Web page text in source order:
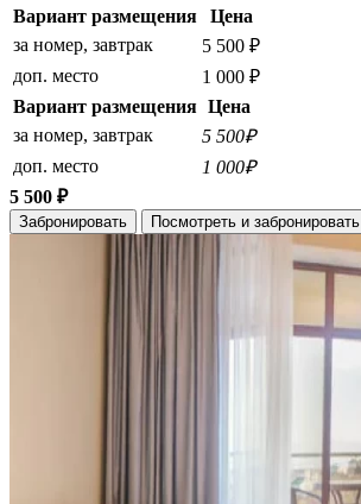
Вариант размещения
Цена
за номер, завтрак
5 500 ₽
доп. место
1 000 ₽
Вариант размещения Цена
за номер, завтрак
5 500₽
доп. место
1 000₽
5 500 ₽
Забронировать Посмотреть и забронировать